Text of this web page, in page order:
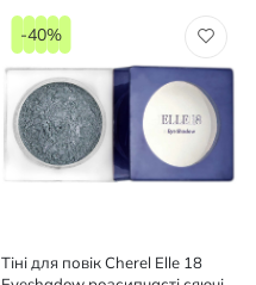
Тіні для повік Cherel Elle 18
-40%